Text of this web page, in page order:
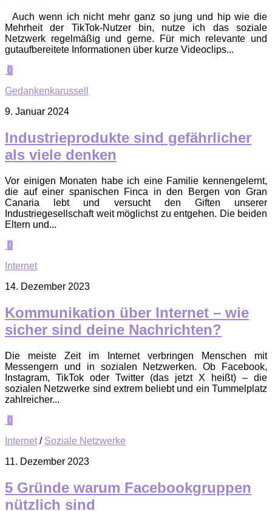
Auch wenn ich nicht mehr ganz so jung und hip wie die
Mehrheit der TikTok-Nutzer bin, nutze ich das soziale
Netzwerk regelmäßig und gerne. Für mich relevante und
gutaufbereitete Informationen über kurze Videoclips...
0
Gedankenkarussell
9. Januar 2024
Industrieprodukte sind gefährlicher
als viele denken
Vor einigen Monaten habe ich eine Familie kennengelernt,
die auf einer spanischen Finca in den Bergen von Gran
Canaria lebt und versucht den Giften unserer
Industriegesellschaft weit möglichst zu entgehen. Die beiden
Eltern und...
0
Internet
14. Dezember 2023
Kommunikation über Internet – wie
sicher sind deine Nachrichten?
Die meiste Zeit im Internet verbringen Menschen mit
Messengern und in sozialen Netzwerken. Ob Facebook,
Instagram, TikTok oder Twitter (das jetzt X heißt) – die
sozialen Netzwerke sind extrem beliebt und ein Tummelplatz
zahlreicher...
0
Internet / Soziale Netzwerke
11. Dezember 2023
5 Gründe warum Facebookgruppen
nützlich sind